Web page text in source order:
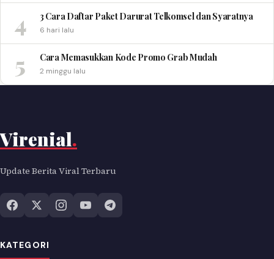
4 3 Cara Daftar Paket Darurat Telkomsel dan Syaratnya
6 hari lalu
5 Cara Memasukkan Kode Promo Grab Mudah
2 minggu lalu
Virenial.
Update Berita Viral Terbaru
KATEGORI